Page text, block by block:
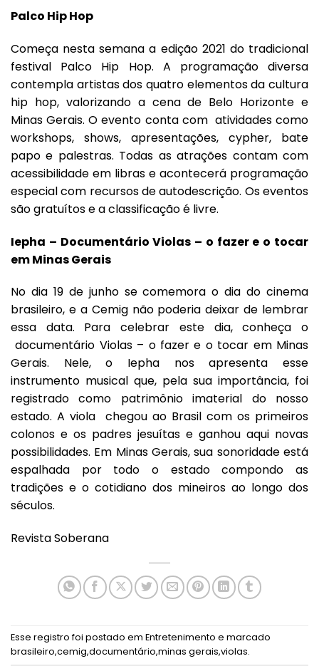
Palco Hip Hop
Começa nesta semana a edição 2021 do tradicional
festival Palco Hip Hop. A programação diversa
contempla artistas dos quatro elementos da cultura
hip hop, valorizando a cena de Belo Horizonte e
Minas Gerais. O evento conta com atividades como
workshops, shows, apresentações, cypher, bate
papo e palestras. Todas as atrações contam com
acessibilidade em libras e acontecerá programação
especial com recursos de autodescrição. Os eventos
são gratuítos e a classificação é livre.
Iepha – Documentário Violas – o fazer e o tocar
em Minas Gerais
No dia 19 de junho se comemora o dia do cinema
brasileiro, e a Cemig não poderia deixar de lembrar
essa data. Para celebrar este dia, conheça o
documentário Violas – o fazer e o tocar em Minas
Gerais. Nele, o Iepha nos apresenta esse
instrumento musical que, pela sua importância, foi
registrado como patrimônio imaterial do nosso
estado. A viola chegou ao Brasil com os primeiros
colonos e os padres jesuítas e ganhou aqui novas
possibilidades. Em Minas Gerais, sua sonoridade está
espalhada por todo o estado compondo as
tradições e o cotidiano dos mineiros ao longo dos
séculos.
Revista Soberana
Esse registro foi postado em Entretenimento e marcado
brasileiro,cemig,documentário,minas gerais,violas.